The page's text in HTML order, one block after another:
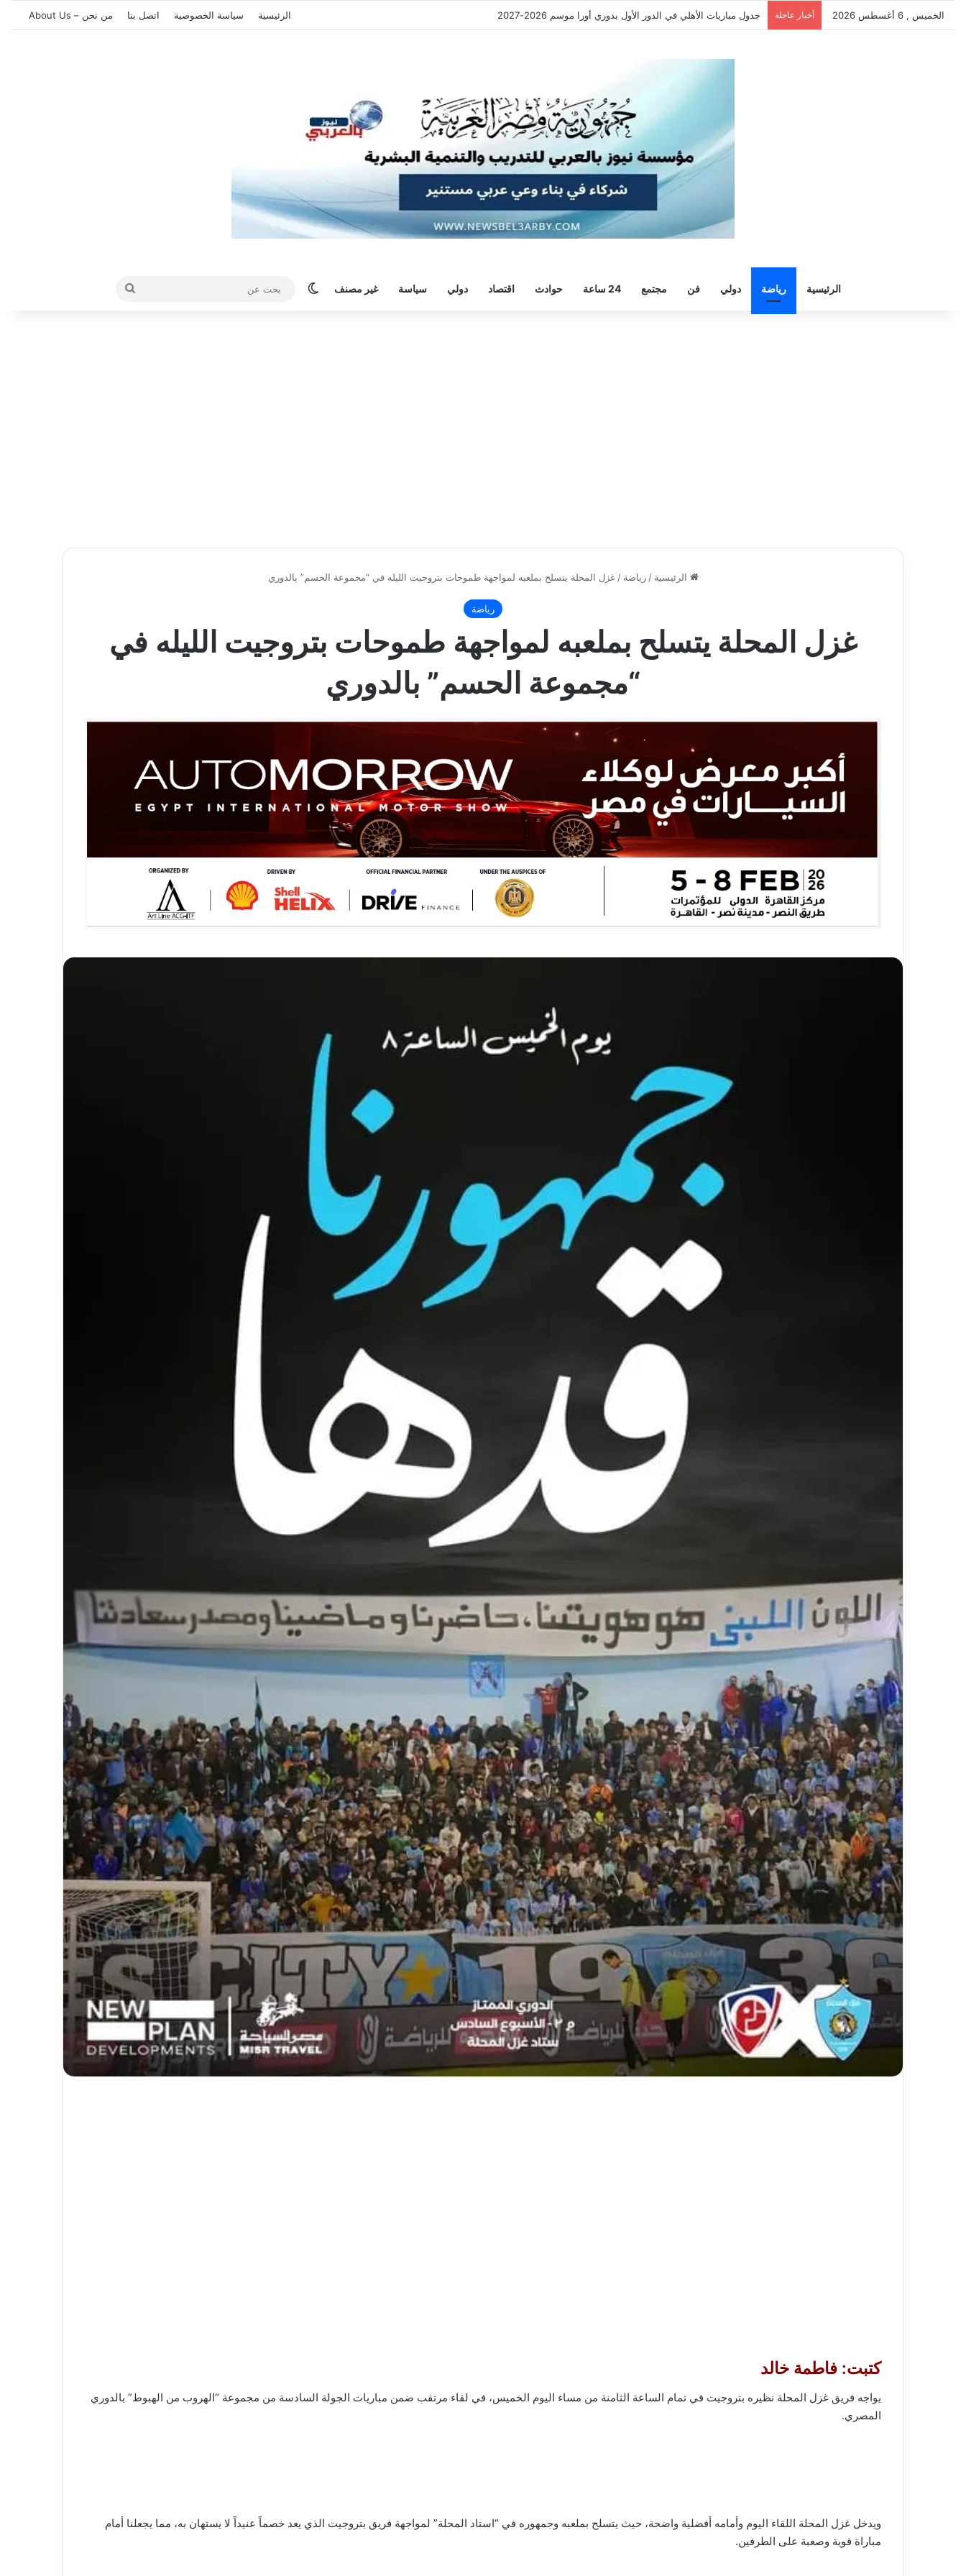
الخميس , 6 أغسطس 2026 أخبار عاجلة قرعة دوري أورا تحدد موعد قمة الأهلي والزمالك في الموسم الجديد الرئيسية سياسة الخصوصية اتصل بنا من نحن – About Us
الرئيسية رياضة دولي فن مجتمع 24 ساعة حوادث اقتصاد دولي سياسة غير مصنف الوضع المظلم
بحث
الرئيسية / رياضة / غزل المحلة يتسلح بملعبه لمواجهة طموحات بتروجيت الليله في “مجموعة الحسم” بالدوري
رياضة
غزل المحلة يتسلح بملعبه لمواجهة طموحات بتروجيت الليله في
“مجموعة الحسم” بالدوري
كتبت: فاطمة خالد
يواجه فريق غزل المحلة نظيره بتروجيت في تمام الساعة الثامنة من مساء اليوم الخميس، في لقاء مرتقب ضمن مباريات الجولة السادسة من مجموعة “الهروب من الهبوط” بالدوري
المصري.
ويدخل غزل المحلة اللقاء اليوم وأمامه أفضلية واضحة، حيث يتسلح بملعبه وجمهوره في “استاد المحلة” لمواجهة فريق بتروجيت الذي يعد خصماً عنيداً لا يستهان به، مما يجعلنا أمام
مباراة قوية وصعبة على الطرفين.